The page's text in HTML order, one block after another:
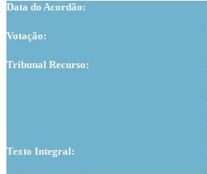
Data do Acordão:
Votação:
Tribunal Recurso:
Texto Integral: